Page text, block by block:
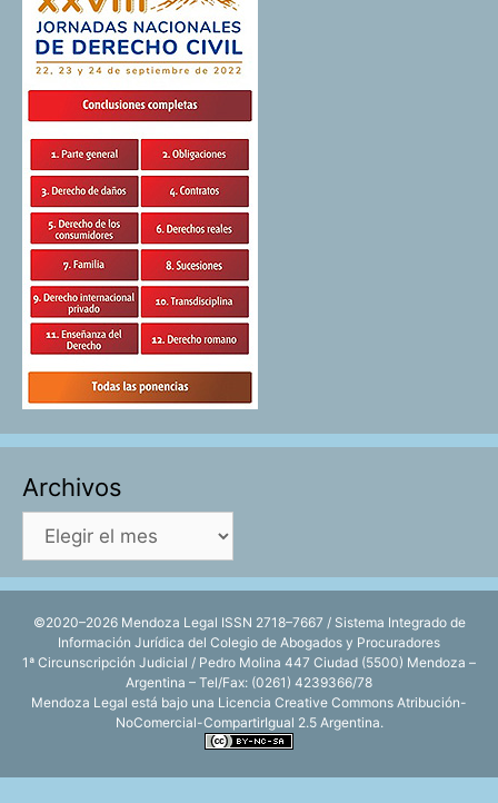
Archivos
Archivos
©2020–2026 Mendoza Legal ISSN 2718–7667 / Sistema Integrado de
Información Jurídica del Colegio de Abogados y Procuradores
1ª Circunscripción Judicial / Pedro Molina 447 Ciudad (5500) Mendoza –
Argentina – Tel/Fax: (0261) 4239366/78
Mendoza Legal está bajo una Licencia Creative Commons Atribución-
NoComercial-CompartirIgual 2.5 Argentina.